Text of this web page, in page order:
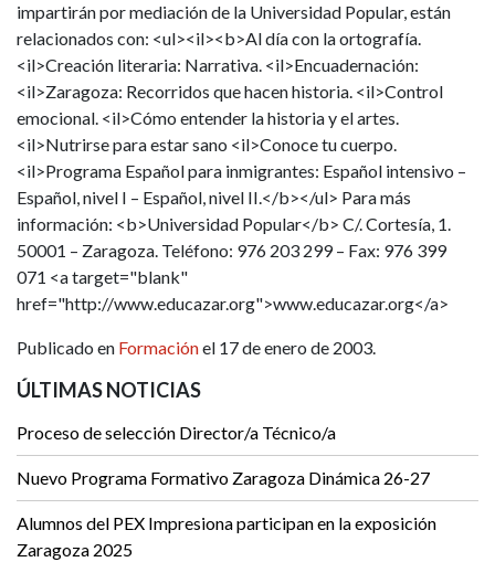
impartirán por mediación de la Universidad Popular, están
relacionados con: <ul><il><b>Al día con la ortografía.
<il>Creación literaria: Narrativa. <il>Encuadernación:
<il>Zaragoza: Recorridos que hacen historia. <il>Control
emocional. <il>Cómo entender la historia y el artes.
<il>Nutrirse para estar sano <il>Conoce tu cuerpo.
<il>Programa Español para inmigrantes: Español intensivo –
Español, nivel I – Español, nivel II.</b></ul> Para más
información: <b>Universidad Popular</b> C/. Cortesía, 1.
50001 – Zaragoza. Teléfono: 976 203 299 – Fax: 976 399
071 <a target="blank"
href="http://www.educazar.org">www.educazar.org</a>
Publicado en Formaciónel 17 de enero de 2003.
ÚLTIMAS NOTICIAS
Proceso de selección Director/a Técnico/a
Nuevo Programa Formativo Zaragoza Dinámica 26-27
Alumnos del PEX Impresiona participan en la exposición
Zaragoza 2025